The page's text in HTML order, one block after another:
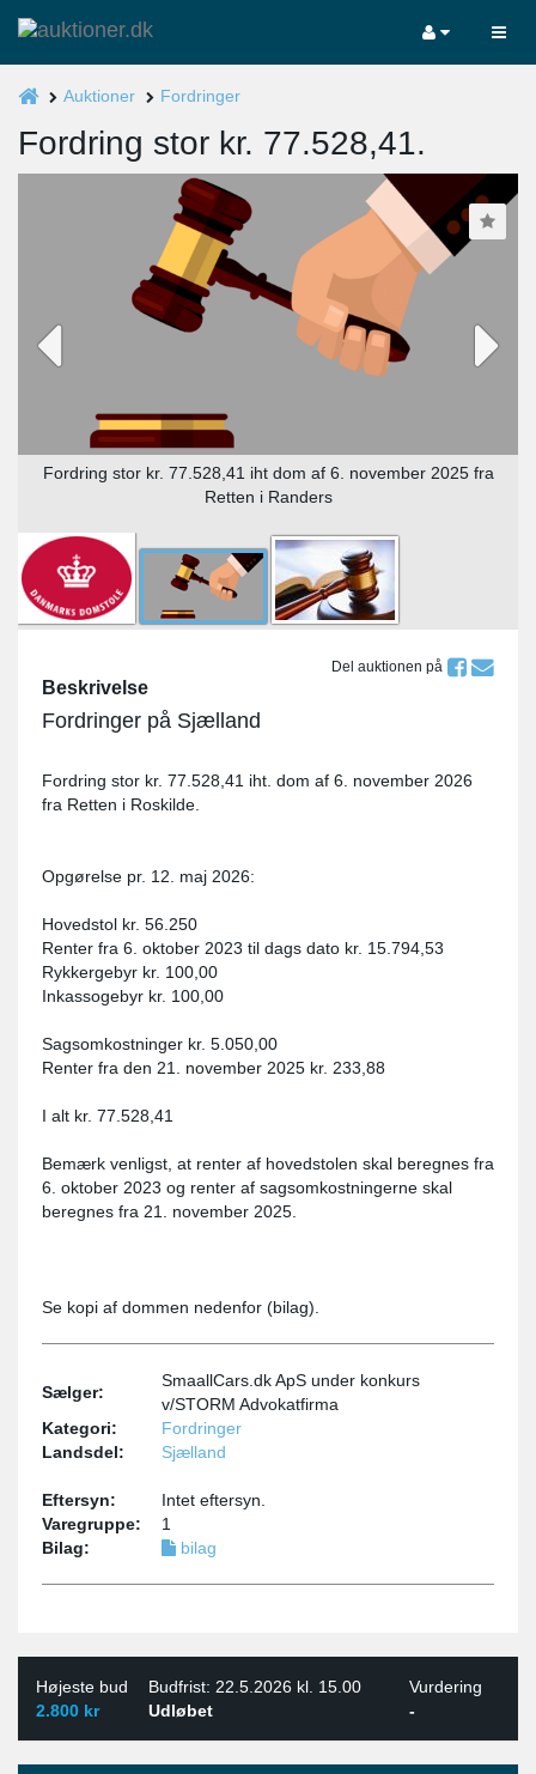
Auktioner Fordringer
Fordring stor kr. 77.528,41.
Fordring stor kr. 77.528,41 iht dom af 6. november 2025 fra
Retten i Randers
Del auktionen på
Beskrivelse
Fordringer på Sjælland
Fordring stor kr. 77.528,41 iht. dom af 6. november 2026
fra Retten i Roskilde.
Opgørelse pr. 12. maj 2026:
Hovedstol kr. 56.250
Renter fra 6. oktober 2023 til dags dato kr. 15.794,53
Rykkergebyr kr. 100,00
Inkassogebyr kr. 100,00
Sagsomkostninger kr. 5.050,00
Renter fra den 21. november 2025 kr. 233,88
I alt kr. 77.528,41
Bemærk venligst, at renter af hovedstolen skal beregnes fra
6. oktober 2023 og renter af sagsomkostningerne skal
beregnes fra 21. november 2025.
Se kopi af dommen nedenfor (bilag).
Sælger:
SmaallCars.dk ApS under konkurs
v/STORM Advokatfirma
Kategori:
Fordringer
Landsdel:
Sjælland
Eftersyn:
Intet eftersyn.
Varegruppe:
1
Bilag:
bilag
Højeste bud Budfrist: 22.5.2026 kl. 15.00
Vurdering
2.800 kr
Udløbet -